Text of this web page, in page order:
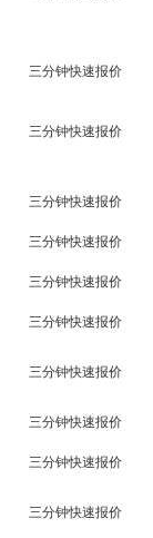
三分钟快速报价
三分钟快速报价
三分钟快速报价
三分钟快速报价
三分钟快速报价
三分钟快速报价
三分钟快速报价
三分钟快速报价
三分钟快速报价
三分钟快速报价